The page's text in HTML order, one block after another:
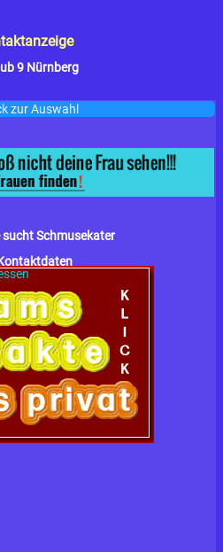
9 Nürnberg
zur Auswahl
Schmusekater
he